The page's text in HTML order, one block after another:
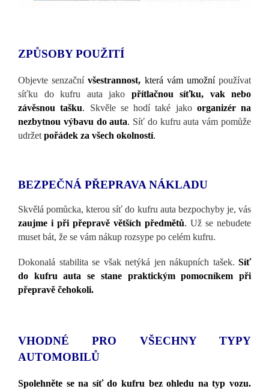
ZPŮSOBY POUŽITÍ
Objevte senzačnívšestrannost, která vám umožnípoužívat
síťku do kufru auta jako přítlačnou síťku, vak nebo
závěsnou tašku. Skvěle se hodí také jako organizér na
nezbytnou výbavu do auta. Síť do kufru auta vám pomůže
udržet pořádek za všech okolností.
BEZPEČNÁ PŘEPRAVA NÁKLADU
Skvělá pomůcka, kterou síť do kufru auta bezpochyby je, vás
zaujme i při přepravě větších předmětů. Už se nebudete
muset bát, že se vám nákup rozsype po celém kufru.
Dokonalá stabilita se však netýká jen nákupních tašek. Síť
do kufru auta se stane praktickým pomocníkem při
přepravě čehokoli.
VHODNÉ PRO VŠECHNY TYPY
AUTOMOBILŮ
Spolehněte se na síť do kufru bez ohledu na typ vozu.